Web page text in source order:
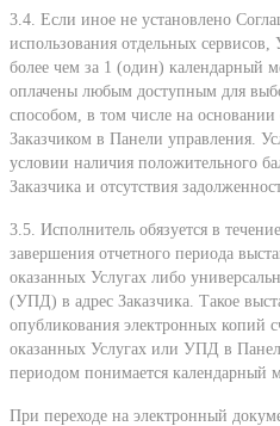
3.4. Если иное не установлено
использования отдельных
более чем за 1 (один) календарный
оплачены любым доступным для
способом, в том числе на основании
Заказчиком в Панели управления.
условии наличия положительного
Заказчика и отсутствия
3.5. Исполнитель обязуется в
завершения отчетного периода
оказанных Услугах либо
(УПД) в адрес Заказчика. Такое
опубликования электронных копий
оказанных Услугах или УПД в
периодом понимается календарный
При переходе на электронный